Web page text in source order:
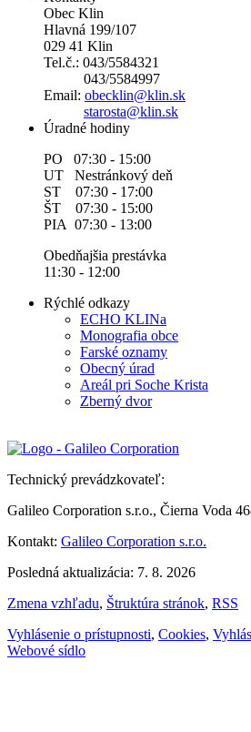
Obec Klin
Hlavná 199/107
029 41 Klin
Tel.č.: 043/5584321
043/5584997
Email: obecklin@klin.sk
starosta@klin.sk
Úradné hodiny
PO 07:30 - 15:00
UT Nestránkový deň
ST 07:30 - 17:00
ŠT 07:30 - 15:00
PIA 07:30 - 13:00
Obedňajšia prestávka
11:30 - 12:00
Rýchlé odkazy
ECHO KLINa
Monografia obce
Farské oznamy
Obecný úrad
Areál pri Soche Krista
Zberný dvor
Technický prevádzkovateľ:
Galileo Corporation s.r.o., Čierna Voda
Kontakt: Galileo Corporation s.r.o.
Posledná aktualizácia: 7. 8. 2026
Zmena vzhľadu, Štruktúra stránok, RSS
Vyhlásenie o prístupnosti, Cookies,
Webové sídlo